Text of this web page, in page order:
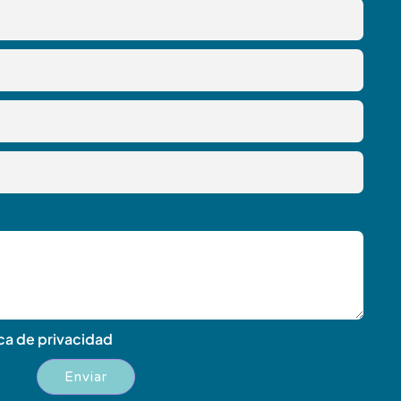
de privacidad
Enviar